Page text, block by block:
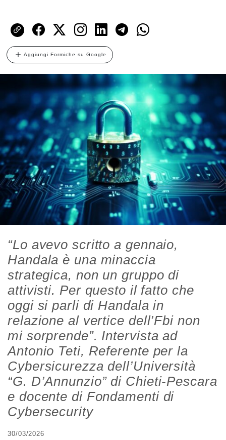
Aggiungi Formiche su Google
“Lo avevo scritto a gennaio,
Handala è una minaccia
strategica, non un gruppo di
attivisti. Per questo il fatto che
oggi si parli di Handala in
relazione al vertice dell’Fbi non
mi sorprende”. Intervista ad
Antonio Teti, Referente per la
Cybersicurezza dell’Università
“G. D’Annunzio” di Chieti-Pescara
e docente di Fondamenti di
Cybersecurity
30/03/2026